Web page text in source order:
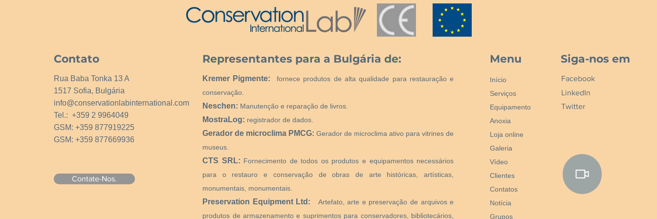
Contato
Rua Baba Tonka 13 A
1517 Sofia, Bulgária
info@conservationlabinternational.com
Tel.: +359 2 9964049
GSM: +359 877919225
GSM: +359 877669936
Contate-Nos.
Representantes para a Bulgária de:
Kremer Pigmente:
fornece produtos de alta qualidade para restauração e
conservação.
Neschen: Manutenção e reparação de livros.
MostraLog: registrador de dados.
Gerador de microclima PMCG: Gerador de microclima ativo para vitrines de
museus.
CTS SRL: Fornecimento de todos os produtos e equipamentos necessários
para o restauro e conservação de obras de arte históricas, artísticas,
monumentais, monumentais.
Preservation Equipment Ltd:
Artefato, arte e preservação de arquivos e
produtos de armazenamento e suprimentos para conservadores, bibliotecários,
Menu
Início
Serviços
Equipamento
Anoxia
Loja online
Galeria
Vídeo
Clientes
Contatos
Notícia
Grupos
Siga-nos em
Facebook
LinkedIn
Twitter